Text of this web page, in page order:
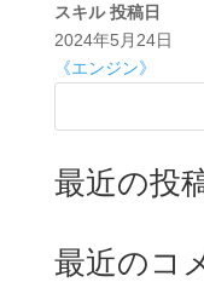
スキル 投稿日
2024年5月24日
《エンジン》
最近の投
最近のコ